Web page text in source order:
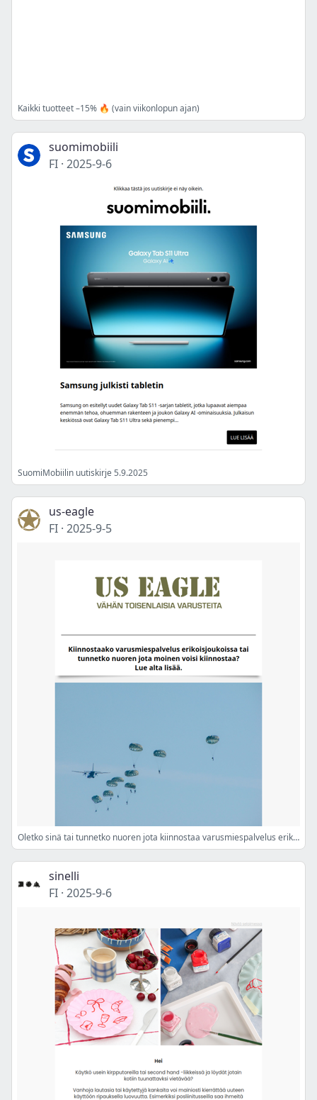
Kaikki tuotteet –15% 🔥 (vain viikonlopun ajan)
suomimobiili
FI · 2025-9-6
SuomiMobiilin uutiskirje 5.9.2025
us-eagle
FI · 2025-9-5
Oletko sinä tai tunnetko nuoren jota kiinnostaa varusmiespalvelus erikoisjoukoissa?
sinelli
FI · 2025-9-6